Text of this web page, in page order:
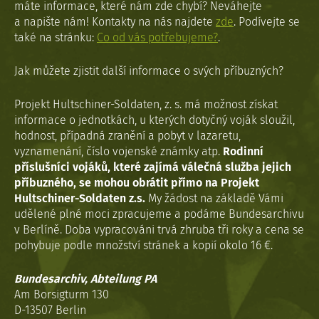
máte informace, které nám zde chybí? Neváhejte
a napište nám! Kontakty na nás najdete zde. Podívejte se
také na stránku: Co od vás potřebujeme?.
Jak můžete zjistit další informace o svých příbuzných?
Projekt Hultschiner-Soldaten, z. s. má možnost získat
informace o jednotkách, u kterých dotyčný voják sloužil,
hodnost, případná zranění a pobyt v lazaretu,
vyznamenání, číslo vojenské známky atp. Rodinní
příslušníci vojáků, které zajímá válečná služba jejich
příbuzného, se mohou obrátit přímo na Projekt
Hultschiner-Soldaten z.s. My žádost na základě Vámi
udělené plné moci zpracujeme a podáme Bundesarchivu
v Berlíně. Doba vypracováni trvá zhruba tři roky a cena se
pohybuje podle množství stránek a kopií okolo 16 €.
Bundesarchiv, Abteilung PA
Am Borsigturm 130
D-13507 Berlin